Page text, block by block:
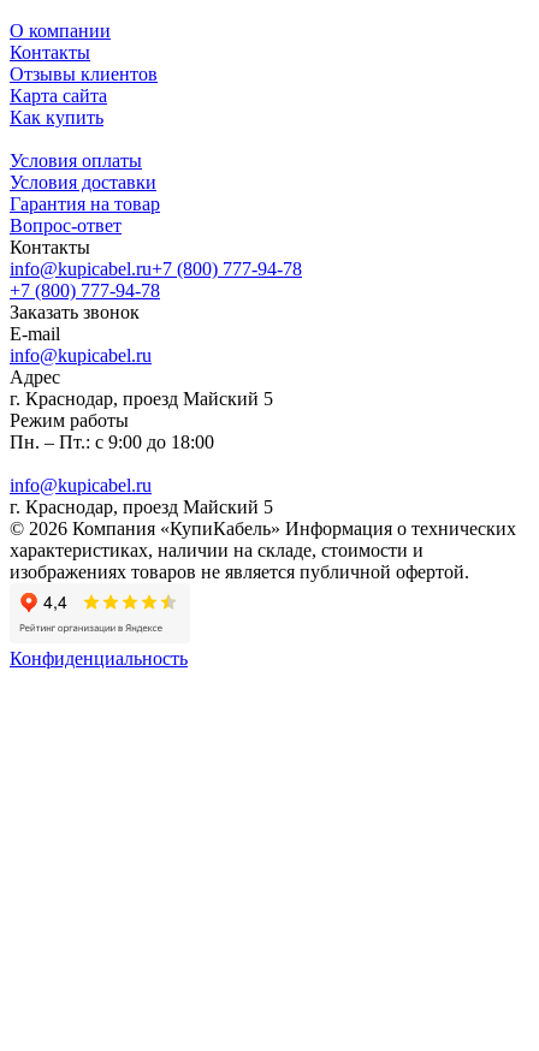
О компании
Контакты
Отзывы клиентов
Карта сайта
Как купить
Условия оплаты
Условия доставки
Гарантия на товар
Вопрос-ответ
Контакты
info@kupicabel.ru+7 (800) 777-94-78
+7 (800) 777-94-78
Заказать звонок
E-mail
info@kupicabel.ru
Адрес
г. Краснодар, проезд Майский 5
Режим работы
Пн. – Пт.: с 9:00 до 18:00
info@kupicabel.ru
г. Краснодар, проезд Майский 5
© 2026 Компания «КупиКабель» Информация о технических
характеристиках, наличии на складе, стоимости и
изображениях товаров не является публичной офертой.
Конфиденциальность